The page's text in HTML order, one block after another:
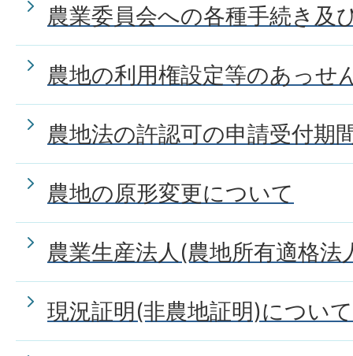
農業委員会への各種手続き及
農地の利用権設定等のあっせ
農地法の許認可の申請受付期
農地の原形変更について
農業生産法人(農地所有適格法
現況証明(非農地証明)について